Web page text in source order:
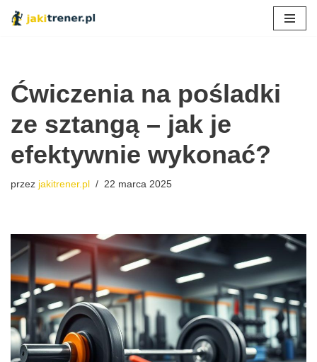
Ćwiczenia na pośladki
ze sztangą – jak je
efektywnie wykonać?
przez jakitrener.pl 22 marca 2025